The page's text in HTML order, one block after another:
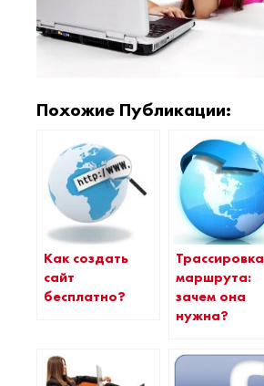
Похожие Публикации:
Как создать
сайт
бесплатно?
Трассировка
маршрута:
зачем она
нужна?